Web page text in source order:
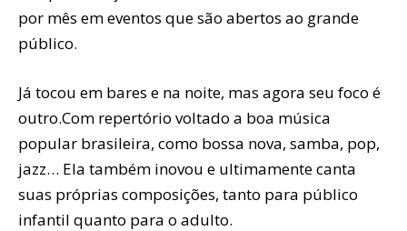
por mês em eventos que são abertos ao grande
público.
Já tocou em bares e na noite, mas agora seu foco é
outro.Com repertório voltado a boa música
popular brasileira, como bossa nova, samba, pop,
jazz… Ela também inovou e ultimamente canta
suas próprias composições, tanto para público
infantil quanto para o adulto.